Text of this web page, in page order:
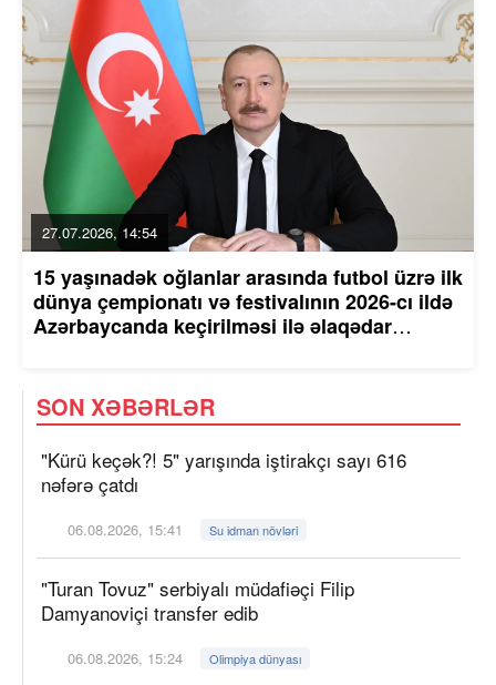
27.07.2026, 14:54
15 yaşınadək oğlanlar arasında futbol üzrə ilk
dünya çempionatı və festivalının 2026-cı ildə
Azərbaycanda keçirilməsi ilə əlaqədar
SON XƏBƏRLƏR
"Kürü keçək?! 5" yarışında iştirakçı sayı 616
nəfərə çatdı
06.08.2026, 15:41 Su idman növləri
"Turan Tovuz" serbiyalı müdafiəçi Filip
Damyanoviçi transfer edib
06.08.2026, 15:24 Olimpiya dünyası